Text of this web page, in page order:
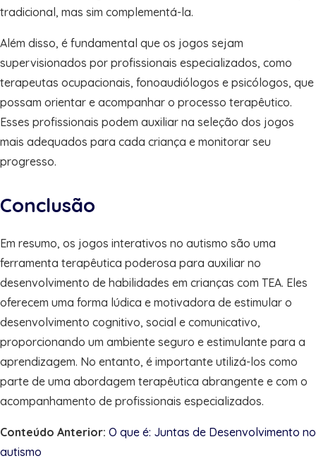
tradicional, mas sim complementá-la.
Além disso, é fundamental que os jogos sejam
supervisionados por profissionais especializados, como
terapeutas ocupacionais, fonoaudiólogos e psicólogos, que
possam orientar e acompanhar o processo terapêutico.
Esses profissionais podem auxiliar na seleção dos jogos
mais adequados para cada criança e monitorar seu
progresso.
Conclusão
Em resumo, os jogos interativos no autismo são uma
ferramenta terapêutica poderosa para auxiliar no
desenvolvimento de habilidades em crianças com TEA. Eles
oferecem uma forma lúdica e motivadora de estimular o
desenvolvimento cognitivo, social e comunicativo,
proporcionando um ambiente seguro e estimulante para a
aprendizagem. No entanto, é importante utilizá-los como
parte de uma abordagem terapêutica abrangente e com o
acompanhamento de profissionais especializados.
Conteúdo Anterior: O que é: Juntas de Desenvolvimento no
autismo